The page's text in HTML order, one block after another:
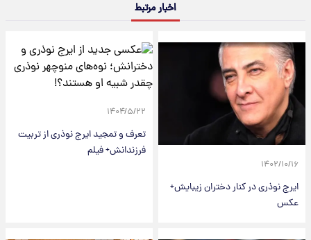
اخبار مرتبط
۱۴۰۲/۱۰/۱۶
ایرج نوذری در کنار دختران زیبایش+
عکس
۱۴۰۴/۵/۲۲
تعرف و تمجید ایرج نوذری از تربیت
فرزندانش+ فیلم